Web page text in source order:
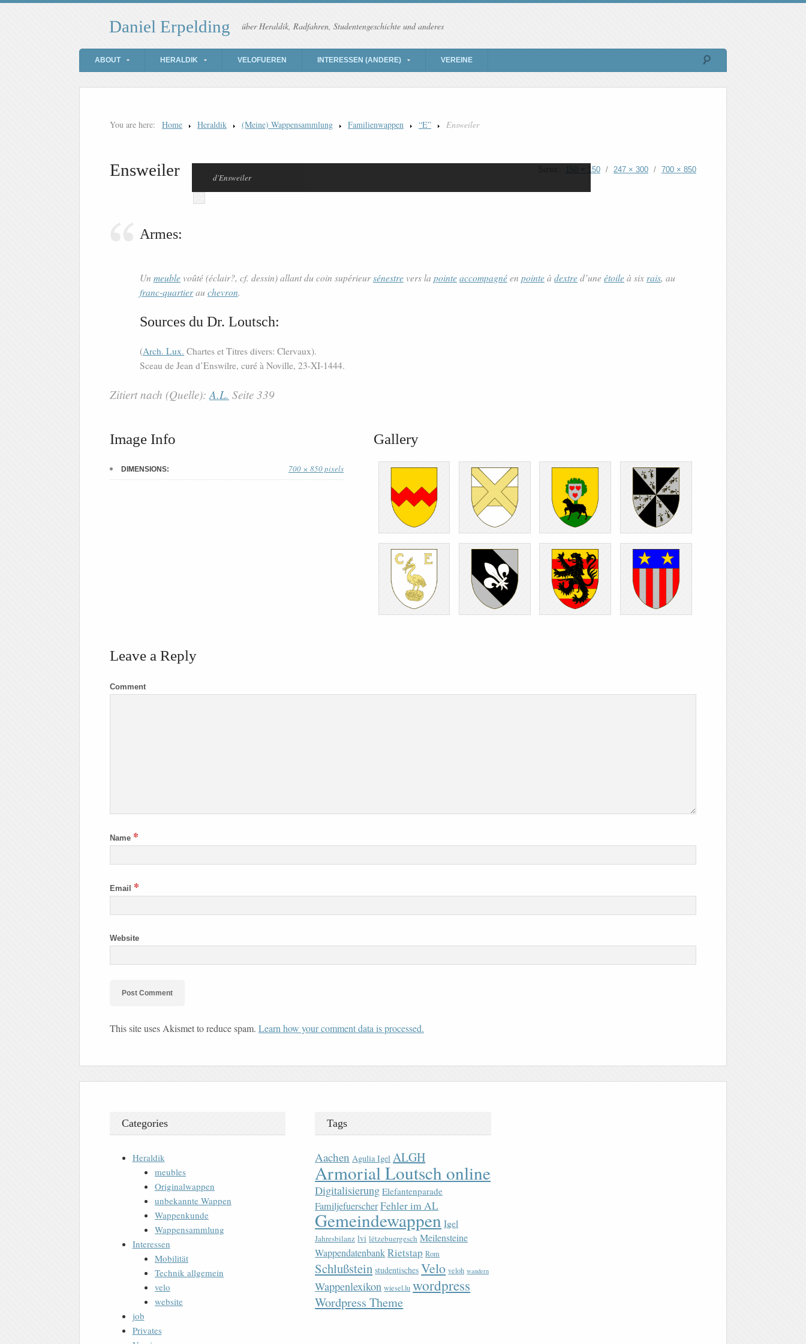
Daniel Erpelding über Heraldik, Radfahren, Studentengeschichte und anderes
ABOUT HERALDIK VELOFUEREN INTERESSEN (ANDERE) VEREINE
You are here: Home Heraldik (Meine) Wappensammlung Familienwappen “E” Ensweiler
Ensweiler 150 × 150 / 247 × 300 / 700 × 850
d'Ensweiler
Armes:
Un meuble voûté (éclair?, cf. dessin) allant du coin supérieursénestre vers la pointeaccompagnéen pointeà dextred’uneétoileà sixrais, au
franc-quartierau chevron.
Sources du Dr. Loutsch:
(Arch. Lux. Chartes et Titres divers: Clervaux).
Sceau de Jean d’Enswilre, curé à Noville, 23-XI-1444.
Zitiert nach (Quelle):A.L. Seite 339
Image Info
DIMENSIONS: 700 × 850 pixels
Gallery
Leave a Reply
Comment
Name *
Email *
Website
This site uses Akismet to reduce spam. Learn how your comment data is processed.
Categories
Heraldik
meubles
Originalwappen
unbekannte Wappen
Wappenkunde
Wappensammlung
Interessen
Mobilität
Technik allgemein
velo
website
job
Privates
Tags
Aachen Agulia Igel ALGH
Armorial Loutsch online
Digitalisierung Elefantenparade
FamiljefuerscherFehler im AL
Gemeindewappen Igel
Jahresbilanz lvi lëtzebuergesch Meilensteine
WappendatenbankRietstap Rom
Schlußstein studentisches Velo veloh wandern
Wappenlexikon wiesel.lu wordpress
Wordpress Theme